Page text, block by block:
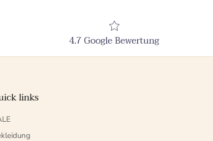
4.7 Google Bewertung
links